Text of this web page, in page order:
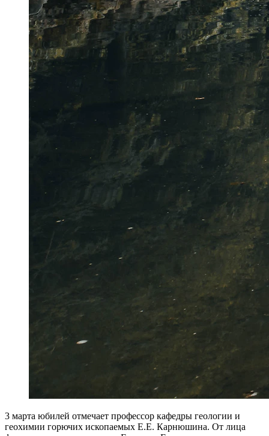
3 марта юбилей отмечает профессор кафедры геологии и
геохимии горючих ископаемых Е.Е. Карнюшина. От лица